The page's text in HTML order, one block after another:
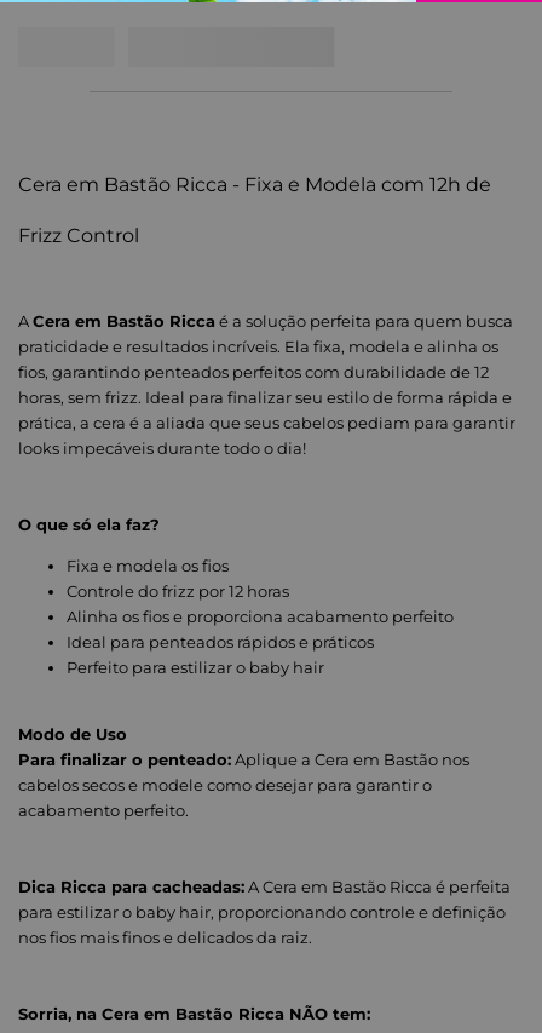
Cera em Bastão Ricca - Fixa e Modela com 12h de
Frizz Control
ACera em Bastão Ricca é a solução perfeita para quem busca
praticidade e resultados incríveis. Ela fixa, modela e alinha os
fios, garantindo penteados perfeitos com durabilidade de 12
horas, sem frizz. Ideal para finalizar seu estilo de forma rápida e
prática, a cera é a aliada que seus cabelos pediam para garantir
looks impecáveis durante todo o dia!
O que só ela faz?
Fixa e modela os fios
Controle do frizz por 12 horas
Alinha os fios e proporciona acabamento perfeito
Ideal para penteados rápidos e práticos
Perfeito para estilizar o baby hair
Modo de Uso
Para finalizar o penteado:Aplique a Cera em Bastão nos
cabelos secos e modele como desejar para garantir o
acabamento perfeito.
Dica Ricca para cacheadas:A Cera em Bastão Ricca é perfeita
para estilizar o baby hair, proporcionando controle e definição
nos fios mais finos e delicados da raiz.
Sorria, na Cera em Bastão Ricca NÃO tem: